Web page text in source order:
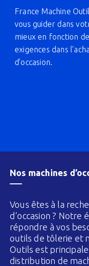
France Machine
vous guider dans
mieux en fonction
exigences dans
d’occasion.
Nos machines
Vous êtes à la
d’occasion ? Notre
répondre à vos
outils de tôlerie et
Outils est
distribution de